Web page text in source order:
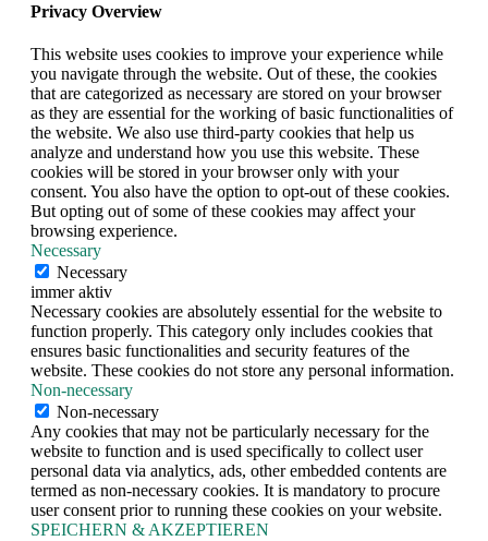
Privacy Overview
This website uses cookies to improve your experience while
you navigate through the website. Out of these, the cookies
that are categorized as necessary are stored on your browser
as they are essential for the working of basic functionalities of
the website. We also use third-party cookies that help us
analyze and understand how you use this website. These
cookies will be stored in your browser only with your
consent. You also have the option to opt-out of these cookies.
But opting out of some of these cookies may affect your
browsing experience.
Necessary
Necessary
immer aktiv
Necessary cookies are absolutely essential for the website to
function properly. This category only includes cookies that
ensures basic functionalities and security features of the
website. These cookies do not store any personal information.
Non-necessary
Non-necessary
Any cookies that may not be particularly necessary for the
website to function and is used specifically to collect user
personal data via analytics, ads, other embedded contents are
termed as non-necessary cookies. It is mandatory to procure
user consent prior to running these cookies on your website.
SPEICHERN & AKZEPTIEREN